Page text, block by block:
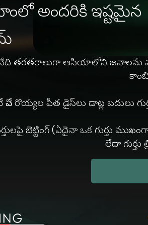
అందరికి ఇష్టమైన
తరతరాలుగా ఆసియాలోని జనాలను
రొయ్యల పీత డైస్‌లు డాట్ల బదులు
బెట్టింగ్ (ఏదైనా ఒక గుర్తు
లేదా గుర్తు